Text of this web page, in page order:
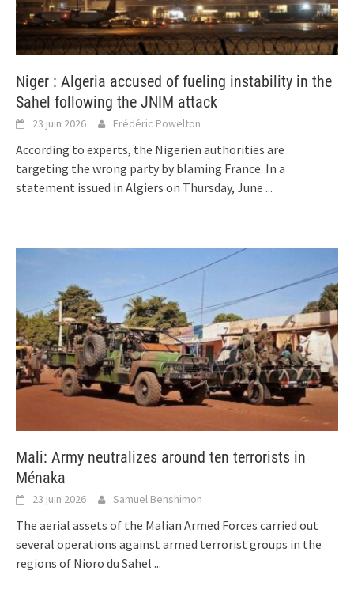
Niger : Algeria accused of fueling instability in the
Sahel following the JNIM attack
23 juin 2026 Frédéric Powelton
According to experts, the Nigerien authorities are
targeting the wrong party by blaming France. In a
statement issued in Algiers on Thursday, June ...
Mali: Army neutralizes around ten terrorists in
Ménaka
23 juin 2026 Samuel Benshimon
The aerial assets of the Malian Armed Forces carried out
several operations against armed terrorist groups in the
regions of Nioro du Sahel ...